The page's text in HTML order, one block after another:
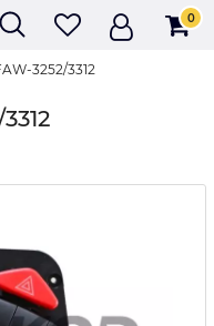
0
3252/3312